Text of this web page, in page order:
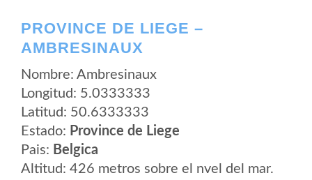
PROVINCE DE LIEGE –
AMBRESINAUX
Nombre: Ambresinaux
Longitud: 5.0333333
Latitud: 50.6333333
Estado: Province de Liege
Pais: Belgica
Altitud: 426 metros sobre el nvel del mar.